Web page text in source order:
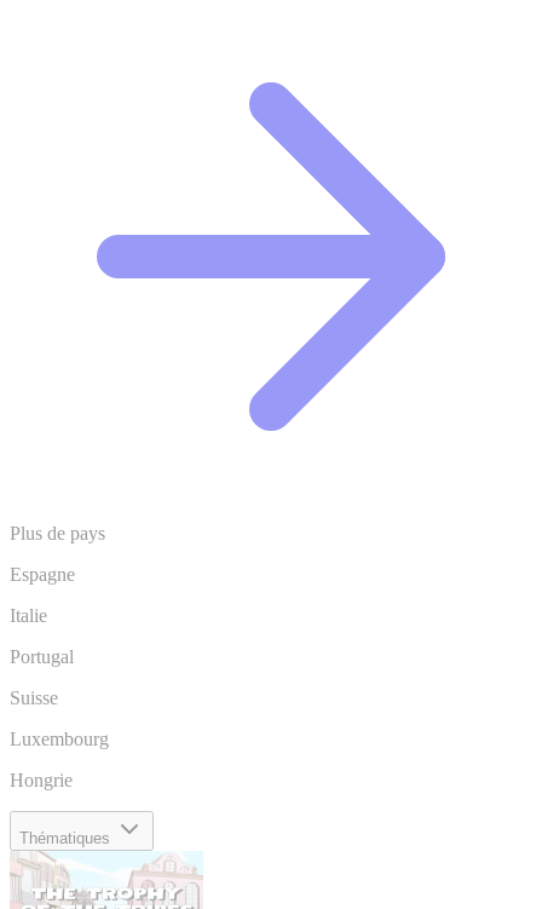
Plus de pays
Espagne
Italie
Portugal
Suisse
Luxembourg
Hongrie
Thématiques